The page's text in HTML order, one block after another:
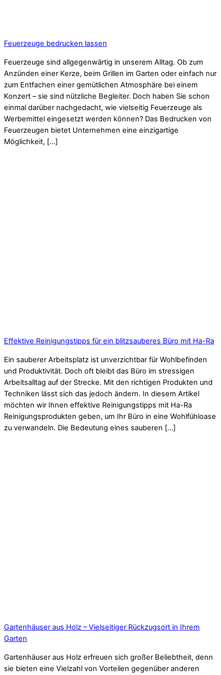
Feuerzeuge bedrucken lassen
Feuerzeuge sind allgegenwärtig in unserem Alltag. Ob zum
Anzünden einer Kerze, beim Grillen im Garten oder einfach nur
zum Entfachen einer gemütlichen Atmosphäre bei einem
Konzert – sie sind nützliche Begleiter. Doch haben Sie schon
einmal darüber nachgedacht, wie vielseitig Feuerzeuge als
Werbemittel eingesetzt werden können? Das Bedrucken von
Feuerzeugen bietet Unternehmen eine einzigartige
Möglichkeit, […]
Effektive Reinigungstipps für ein blitzsauberes Büro mit Ha-Ra
Ein sauberer Arbeitsplatz ist unverzichtbar für Wohlbefinden
und Produktivität. Doch oft bleibt das Büro im stressigen
Arbeitsalltag auf der Strecke. Mit den richtigen Produkten und
Techniken lässt sich das jedoch ändern. In diesem Artikel
möchten wir Ihnen effektive Reinigungstipps mit Ha-Ra
Reinigungsprodukten geben, um Ihr Büro in eine Wohlfühloase
zu verwandeln. Die Bedeutung eines sauberen […]
Gartenhäuser aus Holz – Vielseitiger Rückzugsort in Ihrem
Garten
Gartenhäuser aus Holz erfreuen sich großer Beliebtheit, denn
sie bieten eine Vielzahl von Vorteilen gegenüber anderen